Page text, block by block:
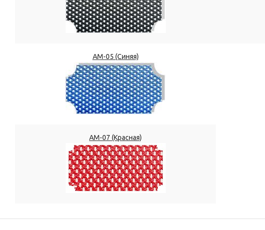
АМ-05 (Синяя)
АМ-07 (Красная)